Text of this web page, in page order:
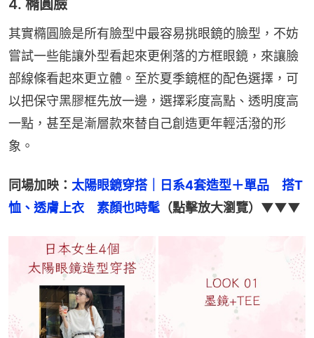
4. 橢圓臉
其實橢圓臉是所有臉型中最容易挑眼鏡的臉型，不妨
嘗試一些能讓外型看起來更俐落的方框眼鏡，來讓臉
部線條看起來更立體。至於夏季鏡框的配色選擇，可
以把保守黑膠框先放一邊，選擇彩度高點、透明度高
一點，甚至是漸層款來替自己創造更年輕活潑的形
象。
同場加映： 太陽眼鏡穿搭｜日系4套造型＋單品　搭T
恤、透膚上衣　素顏也時髦 （點擊放大瀏覽）▼▼▼